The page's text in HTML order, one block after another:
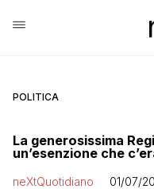
POLITICA
La generosissima
un’esenzione che
neXtQuotidiano 01/07/